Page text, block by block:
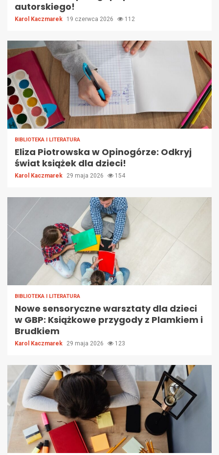
autorskiego!
Karol Kaczmarek 19 czerwca 2026 112
BIBLIOTEKA I LITERATURA
Eliza Piotrowska w Opinogórze: Odkryj
świat książek dla dzieci!
Karol Kaczmarek 29 maja 2026 154
BIBLIOTEKA I LITERATURA
Nowe sensoryczne warsztaty dla dzieci
w GBP: Książkowe przygody z Plamkiem i
Brudkiem
Karol Kaczmarek 29 maja 2026 123